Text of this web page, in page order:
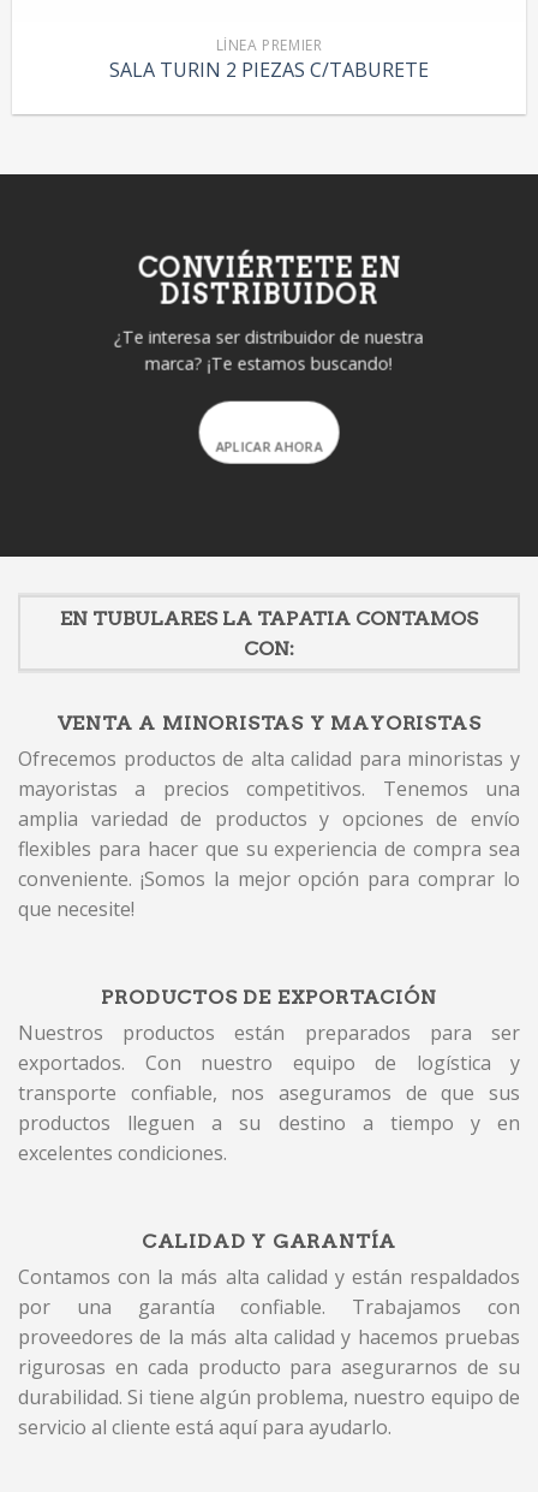
LÍNEA PREMIER
SALA TURIN 2 PIEZAS C/TABURETE
CONVIÉRTETE EN
DISTRIBUIDOR
¿Te interesa ser distribuidor de nuestra
marca? ¡Te estamos buscando!
APLICAR AHORA
EN TUBULARES LA TAPATIA CONTAMOS
CON:
VENTA A MINORISTAS Y MAYORISTAS
Ofrecemos productos de alta calidad para minoristas y
mayoristas a precios competitivos. Tenemos una
amplia variedad de productos y opciones de envío
flexibles para hacer que su experiencia de compra sea
conveniente. ¡Somos la mejor opción para comprar lo
que necesite!
PRODUCTOS DE EXPORTACIÓN
Nuestros productos están preparados para ser
exportados. Con nuestro equipo de logística y
transporte confiable, nos aseguramos de que sus
productos lleguen a su destino a tiempo y en
excelentes condiciones.
CALIDAD Y GARANTÍA
Contamos con la más alta calidad y están respaldados
por una garantía confiable. Trabajamos con
proveedores de la más alta calidad y hacemos pruebas
rigurosas en cada producto para asegurarnos de su
durabilidad. Si tiene algún problema, nuestro equipo de
servicio al cliente está aquí para ayudarlo.